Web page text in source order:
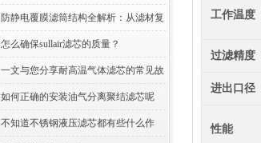
防静电覆膜滤筒结构全解析：从滤材复
合到整体成型
怎么确保sullair滤芯的质量？
一文与您分享耐高温气体滤芯的常见故
障相应解决方法
如何正确的安装油气分离聚结滤芯呢
不知道不锈钢液压滤芯都有些什么作
工作温度
过滤精度
进出口径
性能